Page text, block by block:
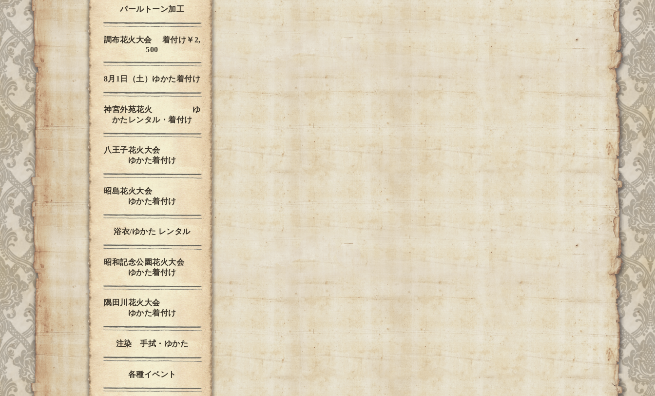
パールトーン加工
調布花火大会 着付け￥2,
500
8月1日（土）ゆかた着付け
神宮外苑花火 ゆ
かたレンタル・着付け
八王子花火大会
ゆかた着付け
昭島花火大会
ゆかた着付け
浴衣/ゆかた レンタル
昭和記念公園花火大会
ゆかた着付け
隅田川花火大会
ゆかた着付け
注染 手拭・ゆかた
各種イベント